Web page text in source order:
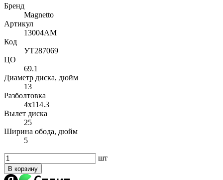
Бренд
Magnetto
Артикул
13004AM
Код
УТ287069
ЦО
69.1
Диаметр диска, дюйм
13
Разболтовка
4x114.3
Вылет диска
25
Ширина обода, дюйм
5
шт
В корзину